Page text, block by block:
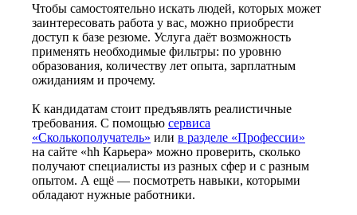
Чтобы самостоятельно искать людей, которых может
заинтересовать работа у вас, можно приобрести
доступ к базе резюме. Услуга даёт возможность
применять необходимые фильтры: по уровню
образования, количеству лет опыта, зарплатным
ожиданиям и прочему.
К кандидатам стоит предъявлять реалистичные
требования. С помощью сервиса
«Сколькополучатель» или в разделе «Профессии»
на сайте «hh Карьера» можно проверить, сколько
получают специалисты из разных сфер и с разным
опытом. А ещё — посмотреть навыки, которыми
обладают нужные работники.